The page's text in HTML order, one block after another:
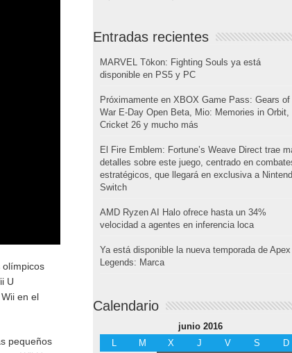
olímpicos
U
en el
pequeños
Entradas recientes
MARVEL Tōkon: Fighting Souls ya está
disponible en PS5 y PC
Próximamente en XBOX Game Pass: Gears of
War E-Day Open Beta, Mio: Memories in Orbit,
Cricket 26 y mucho más
El Fire Emblem: Fortune’s Weave Direct trae
detalles sobre este juego, centrado en
estratégicos, que llegará en exclusiva a
Switch
AMD Ryzen AI Halo ofrece hasta un 34%
velocidad a agentes en inferencia loca
Ya está disponible la nueva temporada de Apex
Legends: Marca
Calendario
junio 2016
L
M X J V S D